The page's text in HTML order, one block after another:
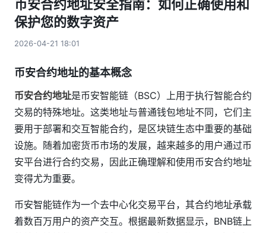
币安合约地址安全指南：如何正确使用和
保护您的数字资产
2026-04-21 18:01
币安合约地址的基本概念
币安合约地址是币安智能链（BSC）上用于执行智能合约
交易的特殊地址。这类地址与普通钱包地址不同，它们主
要用于部署和交互智能合约，是区块链生态中重要的基础
设施。随着加密货币市场的发展，越来越多的用户通过币
安平台进行合约交易，因此正确理解和使用币安合约地址
变得尤为重要。
币安智能链作为一个去中心化交易平台，其合约地址承载
着数百万用户的资产交互。根据最新数据显示，BNB链上